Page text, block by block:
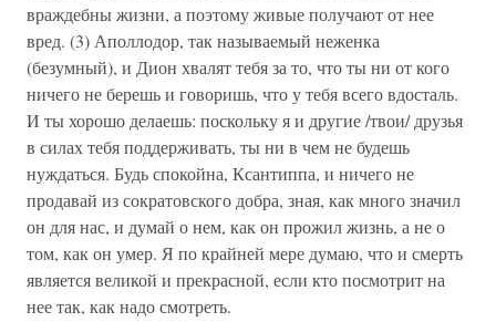
враждебны жизни, а поэтому живые получают от нее
вред. (3) Аполлодор, так называемый неженка
(безумный), и Дион хвалят тебя за то, что ты ни от кого
ничего не берешь и говоришь, что у тебя всего вдосталь.
И ты хорошо делаешь: поскольку я и другие /твои/ друзья
в силах тебя поддерживать, ты ни в чем не будешь
нуждаться. Будь спокойна, Ксантиппа, и ничего не
продавай из сократовского добра, зная, как много значил
он для нас, и думай о нем, как он прожил жизнь, а не о
том, как он умер. Я по крайней мере думаю, что и смерть
является великой и прекрасной, если кто посмотрит на
нее так, как надо смотреть.